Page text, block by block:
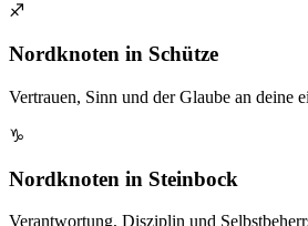
♐
Nordknoten in Schütze
Vertrauen, Sinn und der Glaube an deine
♑
Nordknoten in Steinbock
Verantwortung, Disziplin und